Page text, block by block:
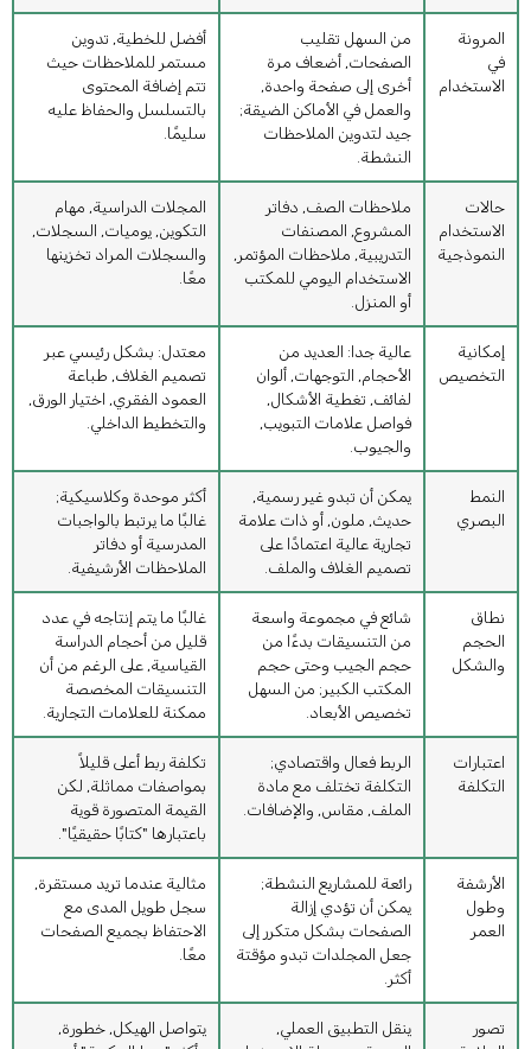
المرونة
الاستخدام
من السهل تقليب
الصفحات, أضعاف مرة
أخرى إلى صفحة واحدة,
والعمل في الأماكن الضيقة;
جيد لتدوين الملاحظات
النشطة.
أفضل للخطية, تدوين
مستمر للملاحظات حيث
تتم إضافة المحتوى
بالتسلسل والحفاظ عليه
سليمًا.
حالات
الاستخدام
النموذجية
ملاحظات الصف, دفاتر
المشروع, المصنفات
التدريبية, ملاحظات المؤتمر,
الاستخدام اليومي للمكتب
أو المنزل.
المجلات الدراسية, مهام
التكوين, يوميات, السجلات,
والسجلات المراد تخزينها
معًا.
إمكانية
التخصيص
عالية جدا: العديد من
الأحجام, التوجهات, ألوان
لفائف, تغطية الأشكال,
فواصل علامات التبويب,
والجيوب.
معتدل: بشكل رئيسي عبر
تصميم الغلاف, طباعة
العمود الفقري, اختيار الورق,
والتخطيط الداخلي.
النمط
البصري
يمكن أن تبدو غير رسمية,
حديث, ملون, أو ذات علامة
تجارية عالية اعتمادًا على
تصميم الغلاف والملف.
أكثر موحدة وكلاسيكية;
غالبًا ما يرتبط بالواجبات
المدرسية أو دفاتر
الملاحظات الأرشيفية.
نطاق
الحجم
والشكل
شائع في مجموعة واسعة
من التنسيقات بدءًا من
حجم الجيب وحتى حجم
المكتب الكبير; من السهل
تخصيص الأبعاد.
غالبًا ما يتم إنتاجه في عدد
قليل من أحجام الدراسة
القياسية, على الرغم من أن
التنسيقات المخصصة
ممكنة للعلامات التجارية.
اعتبارات
التكلفة
الربط فعال واقتصادي;
التكلفة تختلف مع مادة
الملف, مقاس, والإضافات.
تكلفة ربط أعلى قليلاً
بمواصفات مماثلة, لكن
القيمة المتصورة قوية
باعتبارها "كتابًا حقيقيًا".
الأرشفة
وطول
العمر
رائعة للمشاريع النشطة;
يمكن أن تؤدي إزالة
الصفحات بشكل متكرر إلى
جعل المجلدات تبدو مؤقتة
أكثر.
مثالية عندما تريد مستقرة,
سجل طويل المدى مع
الاحتفاظ بجميع الصفحات
معًا.
تصور
ينقل التطبيق العملي,
يتواصل الهيكل, خطورة,